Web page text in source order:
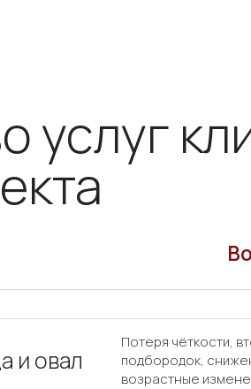
и овал
Потеря чёткости,
подбородок,
возрастные